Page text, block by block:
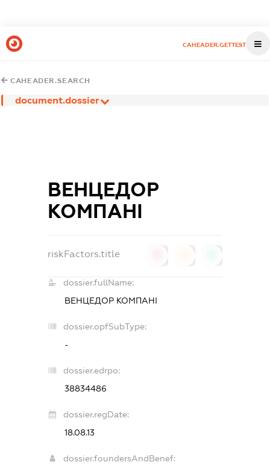
CAHEADER.GETTEST
CAHEADER.SEARCH
document.dossier
ВЕНЦЕДОР
КОМПАНІ
riskFactors.title
dossier.fullName:
ВЕНЦЕДОР КОМПАНІ
dossier.opfSubType:
-
dossier.edrpo:
38834486
dossier.regDate:
18.08.13
dossier.foundersAndBenef: